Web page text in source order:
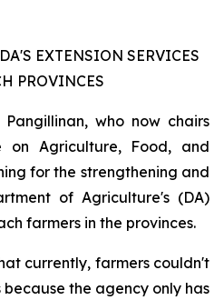
EXTENSION SERVICES
PROVINCES
who now chairs
on Agriculture, Food, and
for the strengthening and
of Agriculture's (DA)
farmers in the provinces.
currently, farmers couldn't
because the agency only has